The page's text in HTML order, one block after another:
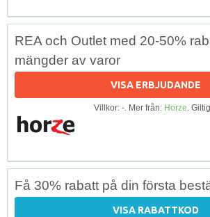
REA och Outlet med 20-50%
mängder av varor
VISA ERBJUDANDE
Villkor: -. Mer från: Horze.
Få 30% rabatt på din första
VISA RABATTKOD